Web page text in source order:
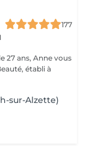
177
27 ans, Anne vous
établi à
sur-Alzette)